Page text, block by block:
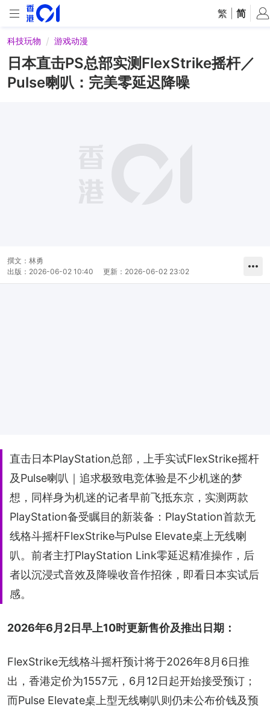
繁 简
科技玩物 游戏动漫
日本直击PS总部实测FlexStrike摇杆／
Pulse喇叭：完美零延迟降噪
撰文： 林勇
出版： 2026-06-02 10:40 更新： 2026-06-02 23:02
直击日本PlayStation总部，上手实试FlexStrike摇杆
及Pulse喇叭｜追求极致电竞体验是不少机迷的梦
想，同样身为机迷的记者早前飞抵东京，实测两款
PlayStation备受瞩目的新装备：PlayStation首款无
线格斗摇杆FlexStrike与Pulse Elevate桌上无线喇
叭。前者主打PlayStation Link零延迟精准操作，后
者以沉浸式音效及降噪收音作招徕，即看日本实试后
感。
2026年6月2日早上10时更新售价及推出日期：
FlexStrike无线格斗摇杆预计将于2026年8月6日推
出，香港定价为1557元，6月12日起开始接受预订；
而Pulse Elevate桌上型无线喇叭则仍未公布价钱及预